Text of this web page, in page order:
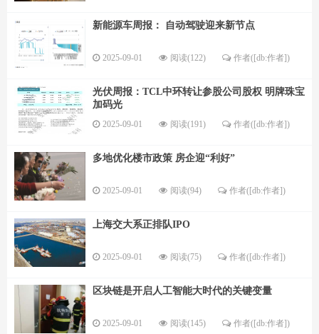
新能源车周报： 自动驾驶迎来新节点
2025-09-01 阅读(122) 作者([db:作者])
光伏周报：TCL中环转让参股公司股权 明牌珠宝
加码光
2025-09-01 阅读(191) 作者([db:作者])
多地优化楼市政策 房企迎“利好”
2025-09-01 阅读(94) 作者([db:作者])
上海交大系正排队IPO
2025-09-01 阅读(75) 作者([db:作者])
区块链是开启人工智能大时代的关键变量
2025-09-01 阅读(145) 作者([db:作者])